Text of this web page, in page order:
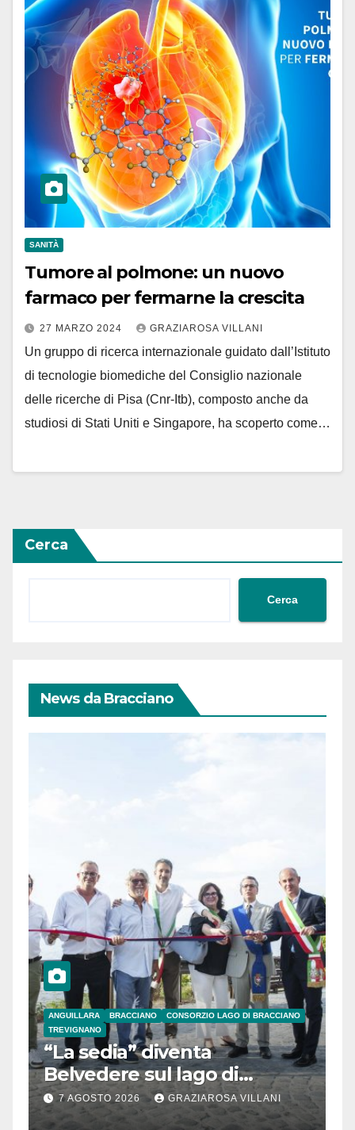
SANITÀ
Tumore al polmone: un nuovo
farmaco per fermarne la crescita
27 MARZO 2024 GRAZIAROSA VILLANI
Un gruppo di ricerca internazionale guidato dall’Istituto
di tecnologie biomediche del Consiglio nazionale
delle ricerche di Pisa (Cnr-Itb), composto anche da
studiosi di Stati Uniti e Singapore, ha scoperto come…
Cerca
Cerca
News da Bracciano
ANGUILLARA BRACCIANO
CONSORZIO LAGO DI BRACCIANO
TREVIGNANO
“La sedia” diventa
Belvedere sul lago di
Bracciano: ieri
l’inaugurazione
7 AGOSTO 2026 GRAZIAROSA VILLANI